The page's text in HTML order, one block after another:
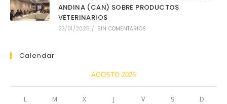
ANDINA (CAN) SOBRE PRODUCTOS
VETERINARIOS
23/01/2025 / SIN COMENTARIOS
Calendar
AGOSTO 2025
L M X J V S D